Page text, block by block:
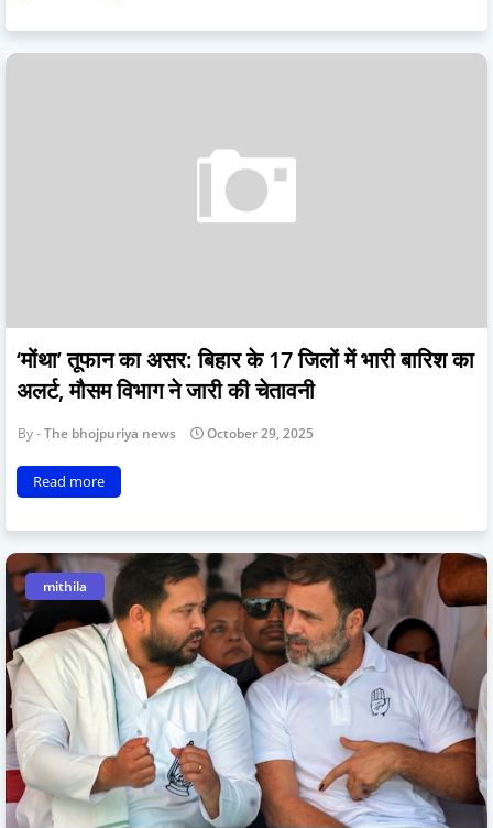
‘मोंथा’ तूफान का असर: बिहार के 17 जिलों में भारी बारिश का
अलर्ट, मौसम विभाग ने जारी की चेतावनी
The bhojpuriya news October 29, 2025
Read more
mithila